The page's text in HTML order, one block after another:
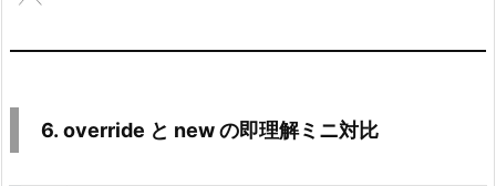
る
ず
6. override と new の即理解ミニ対比